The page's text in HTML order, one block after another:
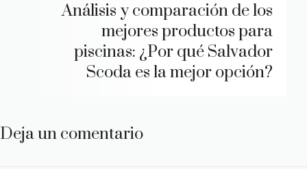
Análisis y comparación de los
mejores productos para
piscinas: ¿Por qué Salvador
Scoda es la mejor opción?
Deja un comentario